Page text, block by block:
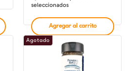
seleccionados
Agregar al carrito
Agotado